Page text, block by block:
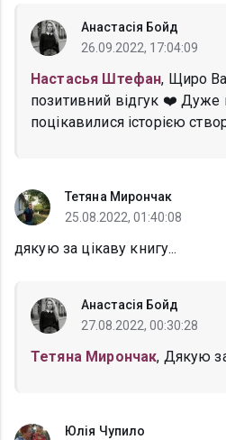
Анастасія Бойд
26.09.2022, 17:04:09
Настасья Штефан, Щиро
позитивний відгук ❤️
поцікавилися історією
Тетяна Мирончак
25.08.2022, 01:40:08
дякую за цікаву книгу...
Анастасія Бойд
27.08.2022, 00:30:28
Тетяна Мирончак, Дякую
Юлія Чупило